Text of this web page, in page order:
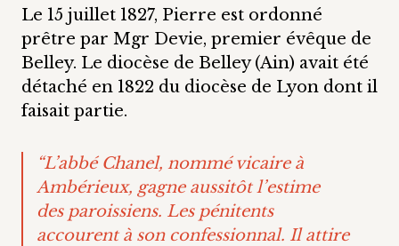
Le 15 juillet 1827, Pierre est ordonné
prêtre par Mgr Devie, premier évêque de
Belley. Le diocèse de Belley (Ain) avait été
détaché en 1822 du diocèse de Lyon dont il
faisait partie.
“L’abbé Chanel, nommé vicaire à
Ambérieux, gagne aussitôt l’estime
des paroissiens. Les pénitents
accourent à son confessionnal. Il attire